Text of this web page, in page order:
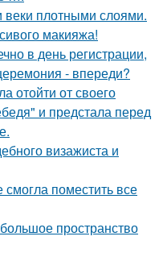
веки плотными слоями.
макияжа!
в день регистрации,
- впереди?
отойти от своего
и предстала перед
визажиста и
поместить все
пространство